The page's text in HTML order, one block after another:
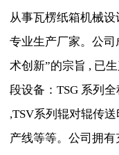
从事瓦楞纸箱机械
专业生产厂家。公司
术创新”的宗旨 , 已
段设备：TSG 系列
,TSV系列辊对辊传
产线等等。公司拥有